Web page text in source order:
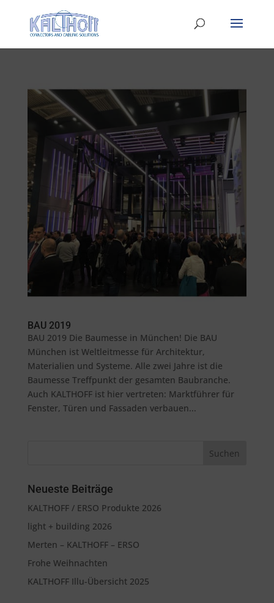
BAU 2019
BAU 2019 Die Baumesse in München! Die BAU
München ist Weltleitmesse für Architektur,
Materialien und Systeme. Alle zwei Jahre ist die
Baumesse Treffpunkt der gesamten Baubranche.
Auch KALTHOFF ist hier vertreten: Marktführer für
Fenster, Türen und Fassaden verbauen...
Neueste Beiträge
KALTHOFF / ERSO Produkte 2026
light + building 2026
Merten – KALTHOFF – ERSO
Frohe Weihnachten
KALTHOFF Illu-Übersicht 2025